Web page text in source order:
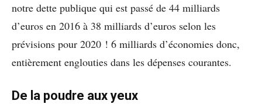
notre dette publique qui est passé de 44 milliards
d’euros en 2016 à 38 milliards d’euros selon les
prévisions pour 2020 ! 6 milliards d’économies donc,
entièrement englouties dans les dépenses courantes.
De la poudre aux yeux